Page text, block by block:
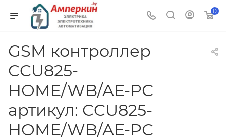
0
GSM контроллер
CCU825-
HOME/WB/AE-PС
артикул: CCU825-
HOME/WB/AE-PС